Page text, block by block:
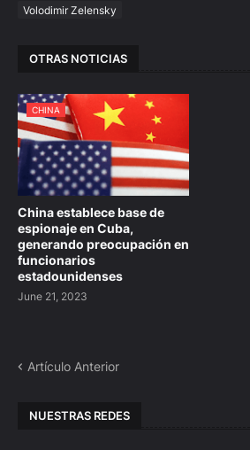
Volodimir Zelensky
OTRAS NOTICIAS
CHINA
China establece base de
espionaje en Cuba,
generando preocupación en
funcionarios
estadounidenses
June 21, 2023
Artículo Anterior
NUESTRAS REDES